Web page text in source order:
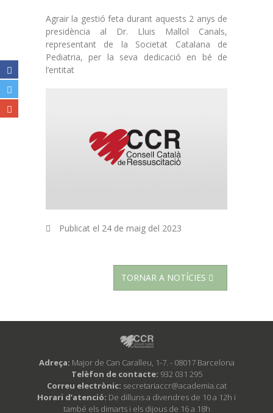
Agrair la gestió feta durant aquests 2 anys de
presidència al Dr. Lluis Mallol Canals,
representant de la Societat Catalana de
Pediatria, per la seva dedicació en bé de
l’entitat
Publicat el 24 de maig del 2023
TORNAR A NOTÍCIES
Adreça: Major de Can Caralleu, 1-7. - 08017 Barcelona
Telèfon de contacte: 932 031 295
Correu electrònic: secretariaccr@academia.cat
Horari d’atenció: De dilluns a divendres de 10 a 12h i
també els dimarts i els dijous de 16 a 18h